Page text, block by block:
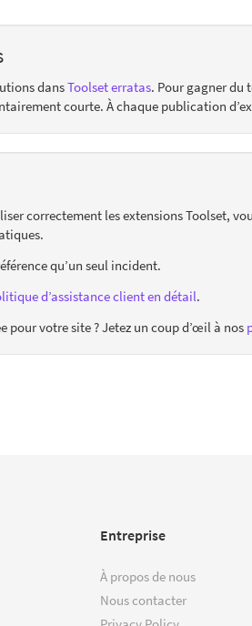
dansToolset erratas. Pour gagner du
courte. À chaque publication
correctement les extensions Toolset,
qu’un seul incident.
d’assistance client en détail.
pour votre site ? Jetez un coup d’œil à nos
Entreprise
À propos de nous
Nous contacter